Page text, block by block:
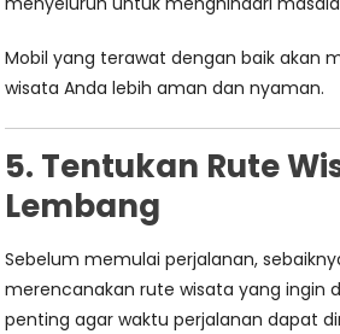
Mobil yang terawat dengan baik akan
wisata Anda lebih aman dan nyaman.
5. Tentukan Rute
Lembang
Sebelum memulai perjalanan,
merencanakan rute wisata yang ingin
penting agar waktu perjalanan dapat